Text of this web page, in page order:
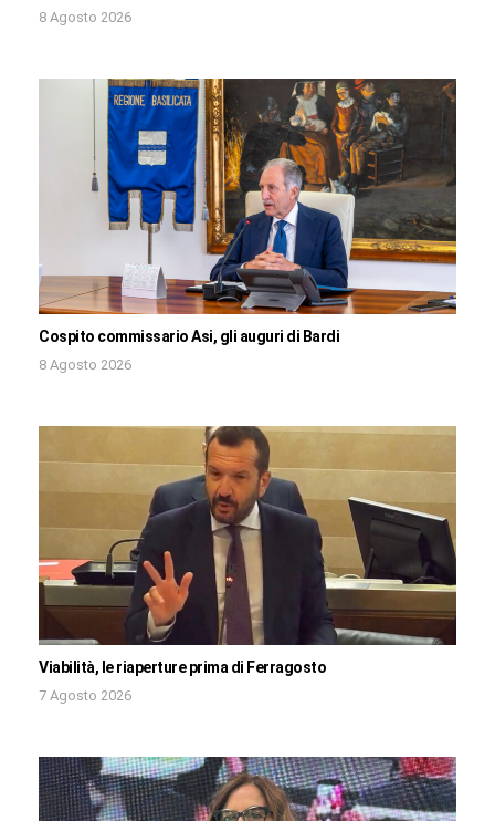
8 Agosto 2026
Cospito commissario Asi, gli auguri di Bardi
8 Agosto 2026
Viabilità, le riaperture prima di Ferragosto
7 Agosto 2026